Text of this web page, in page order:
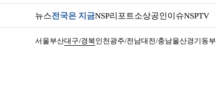
뉴스전국은 지금NSP리포트소상공인이슈NSPTV
서울부산대구/경북인천 광주/전남대전/충남울산경기동부